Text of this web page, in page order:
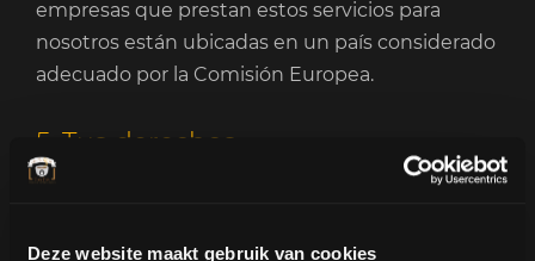
Deze website maakt gebruik van cookies
empresas que prestan estos servicios para
nosotros están ubicadas en un país considerado
adecuado por la Comisión Europea.
5. Tus derechos
tienes y la influencia que puedes ejercer sobre